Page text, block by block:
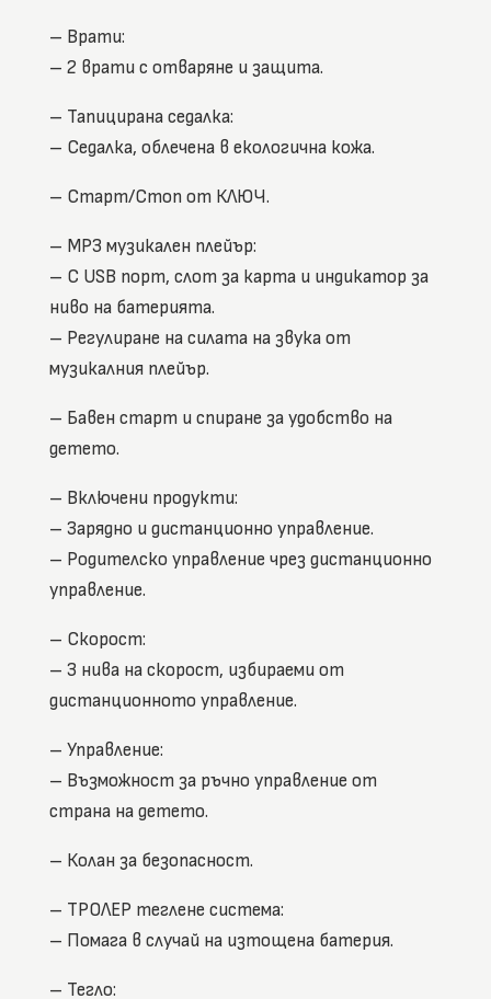
– Врати:
– 2 врати с отваряне и защита.
– Тапицирана седалка:
– Седалка, облечена в екологична кожа.
– Старт/Стоп от КЛЮЧ.
– MP3 музикален плейър:
– С USB порт, слот за карта и индикатор за
ниво на батерията.
– Регулиране на силата на звука от
музикалния плейър.
– Бавен старт и спиране за удобство на
детето.
– Включени продукти:
– Зарядно и дистанционно управление.
– Родителско управление чрез дистанционно
управление.
– Скорост:
– 3 нива на скорост, избираеми от
дистанционното управление.
– Управление:
– Възможност за ръчно управление от
страна на детето.
– Колан за безопасност.
– ТРОЛЕР теглене система:
– Помага в случай на изтощена батерия.
– Тегло: